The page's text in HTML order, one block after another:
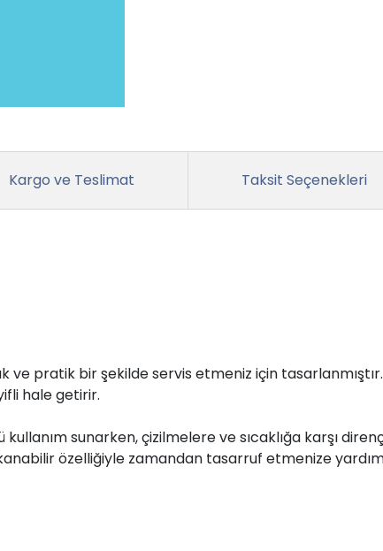
Kargo ve Teslimat Taksit Seçenekleri
ve pratik bir şekilde servis etmeniz için
hale getirir.
sunarken, çizilmelere ve sıcaklığa karşı
özelliğiyle zamandan tasarruf etmenize